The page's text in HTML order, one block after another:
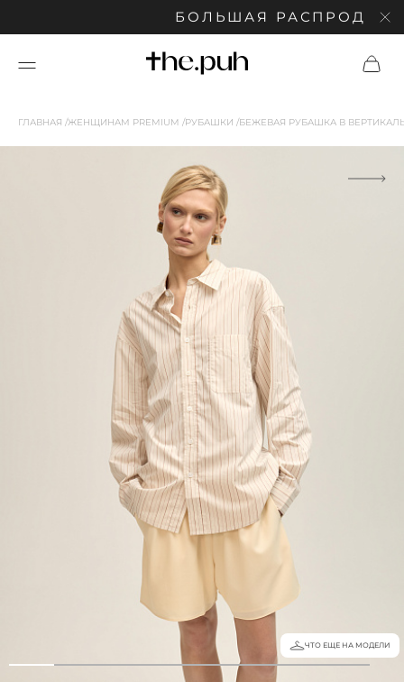
БОЛЬШАЯ РАСПРОДАЖА:
ГЛАВНАЯ ЖЕНЩИНАМ PREMIUM РУБАШКИ БЕЖЕВАЯ РУБАШКА В
ЧТО ЕЩЕ НА МОДЕЛИ